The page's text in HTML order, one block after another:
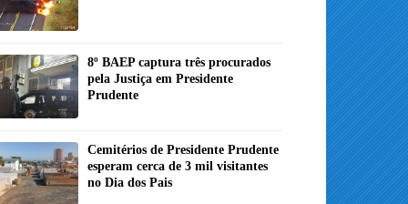
8º BAEP captura três procurados
pela Justiça em Presidente
Prudente
Cemitérios de Presidente Prudente
esperam cerca de 3 mil visitantes
no Dia dos Pais